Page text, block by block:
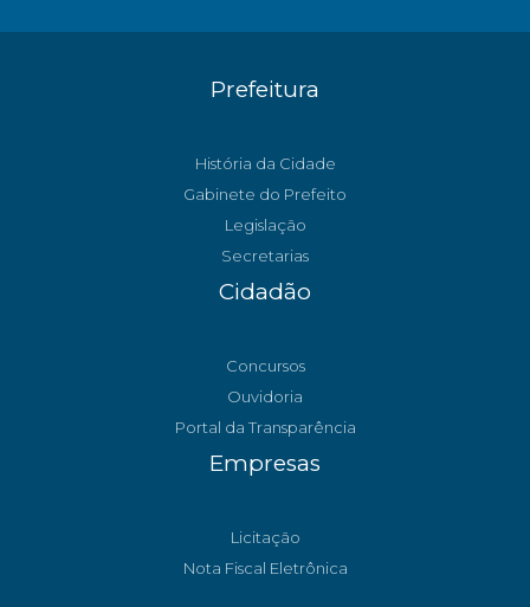
Prefeitura
História da Cidade
Gabinete do Prefeito
Legislação
Secretarias
Cidadão
Concursos
Ouvidoria
Portal da Transparência
Empresas
Licitação
Nota Fiscal Eletrônica